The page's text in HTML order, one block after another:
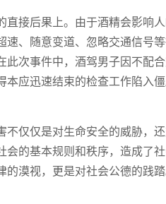
直接后果上。由于酒精会影响
速、随意变道、忽略交通信号
此次事件中，酒驾男子因不配
本应迅速结束的检查工作陷入
不仅仅是对生命安全的威胁，
会的基本规则和秩序，造成了
的漠视，更是对社会公德的践